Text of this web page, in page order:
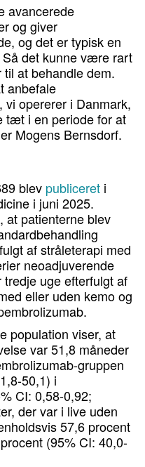
avancerede
og giver
og det er typisk en
det kunne være rart
at behandle dem.
anbefale
vi opererer i Danmark,
tæt i en periode for at
Mogens Bernsdorf.
blev publiceret i
i juni 2025.
at patienterne blev
af stråleterapi med
neoadjuverende
uge efterfulgt af
eller uden kemo og
population viser, at
var 51,8 måneder
gruppen
50,1) i
CI: 0,58-0,92;
der var i live uden
57,6 procent
(95% CI: 40,0-